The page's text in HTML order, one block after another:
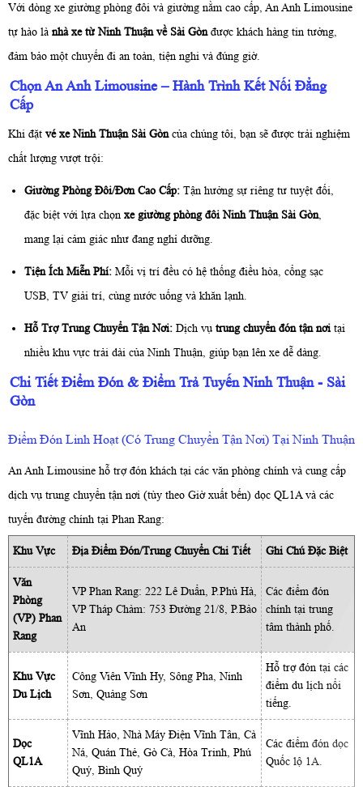
Với dòng xe giường phòng đôi và giường nằm cao cấp, An Anh Limousine
tự hào là nhà xe từ Ninh Thuận về Sài Gònđược khách hàng tin tưởng,
đảm bảo một chuyến đi an toàn, tiện nghi và đúng giờ.
Chọn An Anh Limousine – Hành Trình Kết Nối Đẳng
Cấp
Khi đặt vé xe Ninh Thuận Sài Gòncủa chúng tôi, bạn sẽ được trải nghiệm
chất lượng vượt trội:
Giường Phòng Đôi/Đơn Cao Cấp: Tận hưởng sự riêng tư tuyệt đối,
đặc biệt với lựa chọn xe giường phòng đôi Ninh Thuận Sài Gòn,
mang lại cảm giác như đang nghỉ dưỡng.
Tiện Ích Miễn Phí: Mỗi vị trí đều có hệ thống điều hòa, cổng sạc
USB, TV giải trí, cùng nước uống và khăn lạnh.
Hỗ Trợ Trung Chuyển Tận Nơi: Dịch vụ trung chuyển đón tận nơi tại
nhiều khu vực trải dài của Ninh Thuận, giúp bạn lên xe dễ dàng.
Chi Tiết Điểm Đón & Điểm Trả Tuyến Ninh Thuận - Sài
Gòn
Điểm Đón Linh Hoạt (Có Trung Chuyển Tận Nơi) Tại Ninh Thuận
An Anh Limousine hỗ trợ đón khách tại các văn phòng chính và cung cấp
dịch vụ trung chuyển tận nơi (tùy theo Giờ xuất bến) dọc QL1A và các
tuyến đường chính tại Phan Rang:
Khu Vực Địa Điểm Đón/Trung Chuyển Chi Tiết Ghi Chú Đặc Biệt
Văn
Phòng
(VP) Phan
Rang
VP Phan Rang: 222 Lê Duẩn, P.Phủ Hà,
VP Tháp Chàm: 753 Đường 21/8, P.Bảo
An
Các điểm đón
chính tại trung
tâm thành phố.
Khu Vực
Du Lịch
Công Viên Vĩnh Hy, Sông Pha, Ninh
Sơn, Quảng Sơn
Hỗ trợ đón tại các
điểm du lịch nổi
tiếng.
Dọc
QL1A
Vĩnh Hảo, Nhà Máy Điện Vĩnh Tân, Cà
Ná, Quán Thẻ, Gò Cà, Hòa Trinh, Phú
Quý, Bình Quý
Các điểm đón dọc
Quốc lộ 1A.